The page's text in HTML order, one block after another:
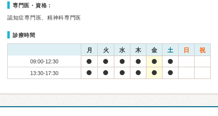
専門医・資格：
認知症専門医、精神科専門医
診療時間
月 火 水 木 金 土 日 祝
09:00-12:30
13:30-17:30